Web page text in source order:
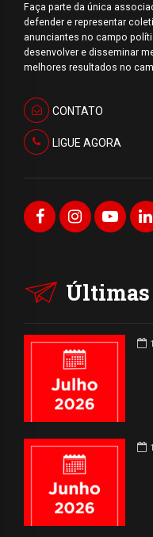
Faça parte da única
defender e representar
anunciantes no campo
desenvolver e disseminar
melhores resultados no
CONTATO
LIGUE AGORA